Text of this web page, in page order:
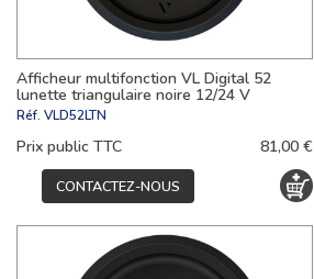
Afficheur multifonction VL Digital 52
lunette triangulaire noire 12/24 V
Réf. VLD52LTN
Prix public TTC 81,00 €
CONTACTEZ-NOUS